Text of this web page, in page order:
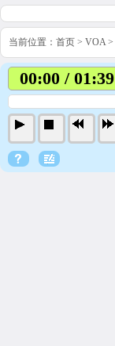
当前位置： 首页 > VOA>
00:00 / 01:39